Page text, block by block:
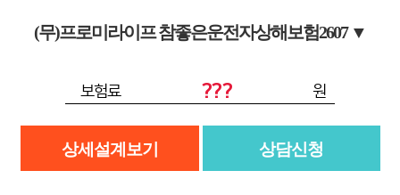
(무)프로미라이프 참좋은운전자상해보험2607 ▼
보험료 ??? 원
상세설계보기 상담신청